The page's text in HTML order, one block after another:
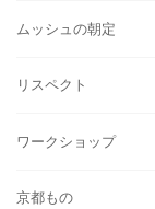
ムッシュの朝定
リスペクト
ワークショップ
京都もの